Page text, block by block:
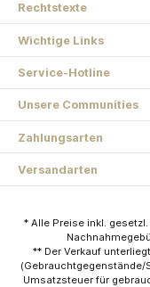
Rechtstexte
Wichtige Links
Service-Hotline
Unsere Communities
Zahlungsarten
Versandarten
* Alle Preise inkl.
** Der Verkauf
(Gebrauchtgegenstände/
Umsatzsteuer für